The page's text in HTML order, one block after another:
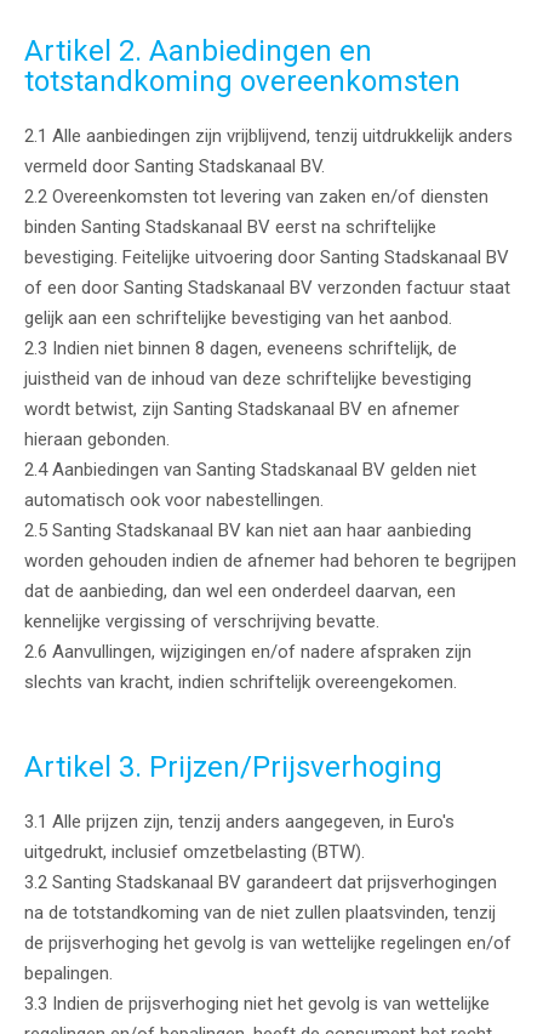
Artikel 2. Aanbiedingen en
totstandkoming overeenkomsten
2.1 Alle aanbiedingen zijn vrijblijvend, tenzij uitdrukkelijk anders
vermeld door Santing Stadskanaal BV.
2.2 Overeenkomsten tot levering van zaken en/of diensten
binden Santing Stadskanaal BV eerst na schriftelijke
bevestiging. Feitelijke uitvoering door Santing Stadskanaal BV
of een door Santing Stadskanaal BV verzonden factuur staat
gelijk aan een schriftelijke bevestiging van het aanbod.
2.3 Indien niet binnen 8 dagen, eveneens schriftelijk, de
juistheid van de inhoud van deze schriftelijke bevestiging
wordt betwist, zijn Santing Stadskanaal BV en afnemer
hieraan gebonden.
2.4 Aanbiedingen van Santing Stadskanaal BV gelden niet
automatisch ook voor nabestellingen.
2.5 Santing Stadskanaal BV kan niet aan haar aanbieding
worden gehouden indien de afnemer had behoren te begrijpen
dat de aanbieding, dan wel een onderdeel daarvan, een
kennelijke vergissing of verschrijving bevatte.
2.6 Aanvullingen, wijzigingen en/of nadere afspraken zijn
slechts van kracht, indien schriftelijk overeengekomen.
Artikel 3. Prijzen/Prijsverhoging
3.1 Alle prijzen zijn, tenzij anders aangegeven, in Euro's
uitgedrukt, inclusief omzetbelasting (BTW).
3.2 Santing Stadskanaal BV garandeert dat prijsverhogingen
na de totstandkoming van de niet zullen plaatsvinden, tenzij
de prijsverhoging het gevolg is van wettelijke regelingen en/of
bepalingen.
3.3 Indien de prijsverhoging niet het gevolg is van wettelijke